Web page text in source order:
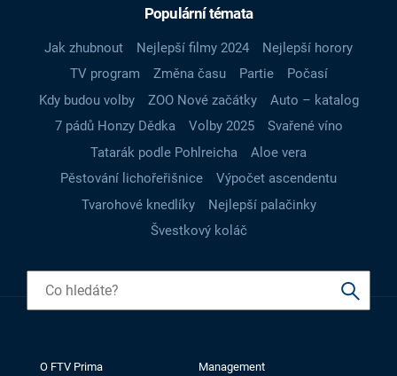
Populární témata
Jak zhubnout Nejlepší filmy 2024
Nejlepší horory
TV program
Změna času Partie
Počasí
Kdy budou volby
ZOO Nové začátky
Auto – katalog
7 pádů Honzy Dědka
Volby 2025
Svařené víno
Tatarák podle Pohlreicha
Aloe vera
Pěstování lichořeřišnice
Výpočet ascendentu
Tvarohové knedlíky
Nejlepší palačinky
Švestkový koláč
O FTV Prima Management